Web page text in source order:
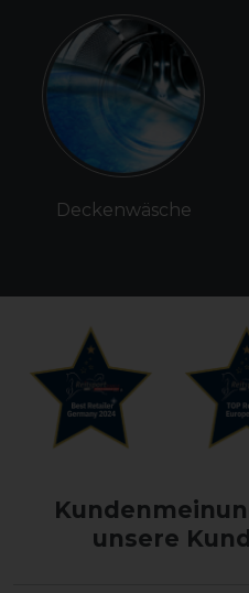
Deckenwäsche
unsere